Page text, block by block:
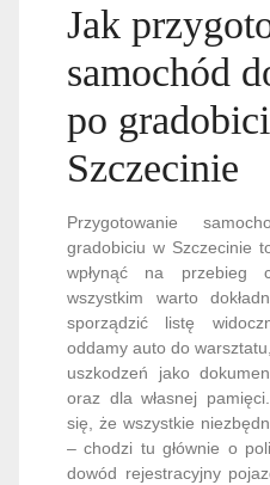
Jak
samochód
po
Szczecinie
Przygotowanie
gradobiciu w Szczecinie
wpłynąć na przebieg
wszystkim warto
sporządzić listę
oddamy auto do
uszkodzeń jako
oraz dla własnej
się, że wszystkie
– chodzi tu głównie o
dowód rejestracyjny